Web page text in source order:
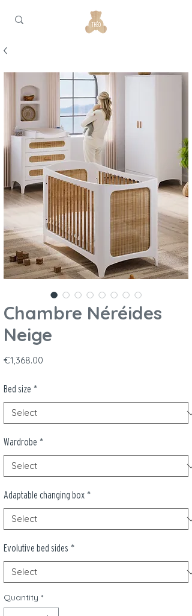
Chambre Néréides
Neige
€1,368.00
Bed size *
Wardrobe *
Adaptable changing box *
Evolutive bed sides *
Quantity *